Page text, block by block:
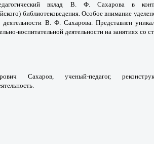
вклад В. Ф. Сахарова в
библиотековедения. Особоевнимание
В. Ф. Сахарова. Представлен
воспитательной деятельности на занятиях со
Сахаров, ученый-педагог,